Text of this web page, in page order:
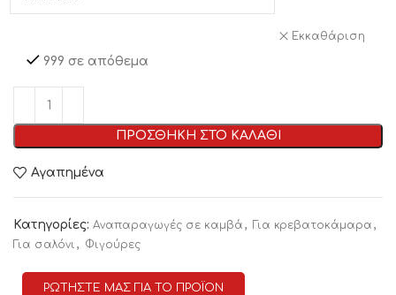
Εκκαθάριση
999 σε απόθεμα
ΠΡΟΣΘΗΚΗ ΣΤΟ ΚΑΛΑΘΙ
Αγαπημένα
Κατηγορίες: Αναπαραγωγές σε καμβά , Για κρεβατοκάμαρα ,
Για σαλόνι , Φιγούρες
ΡΩΤΗΣΤΕ ΜΑΣ ΓΙΑ ΤΟ ΠΡΟΪΟΝ